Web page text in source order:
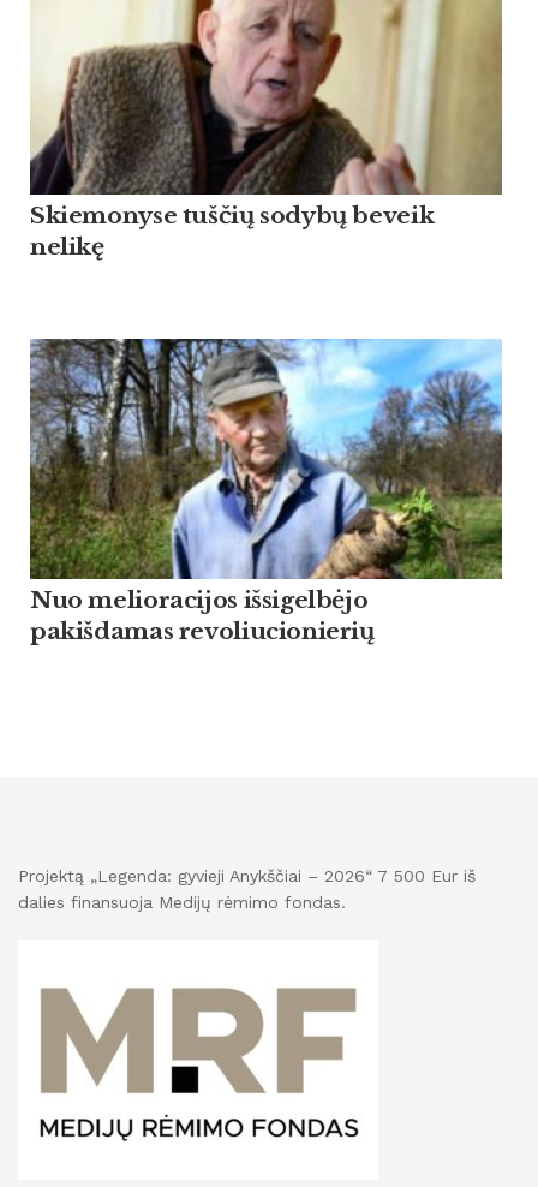
Skiemonyse tuščių sodybų beveik
nelikę
Nuo melioracijos išsigelbėjo
pakišdamas revoliucionierių
Projektą „Legenda: gyvieji Anykščiai – 2026“ 7 500 Eur iš
dalies finansuoja Medijų rėmimo fondas.